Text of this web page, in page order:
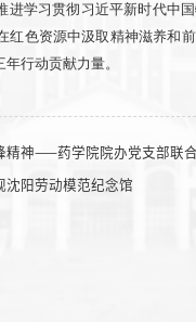
进学习贯彻习近平新时代中
红色资源中汲取精神滋养和
行动贡献力量。
精神——药学院院办党支部
阳劳动模范纪念馆